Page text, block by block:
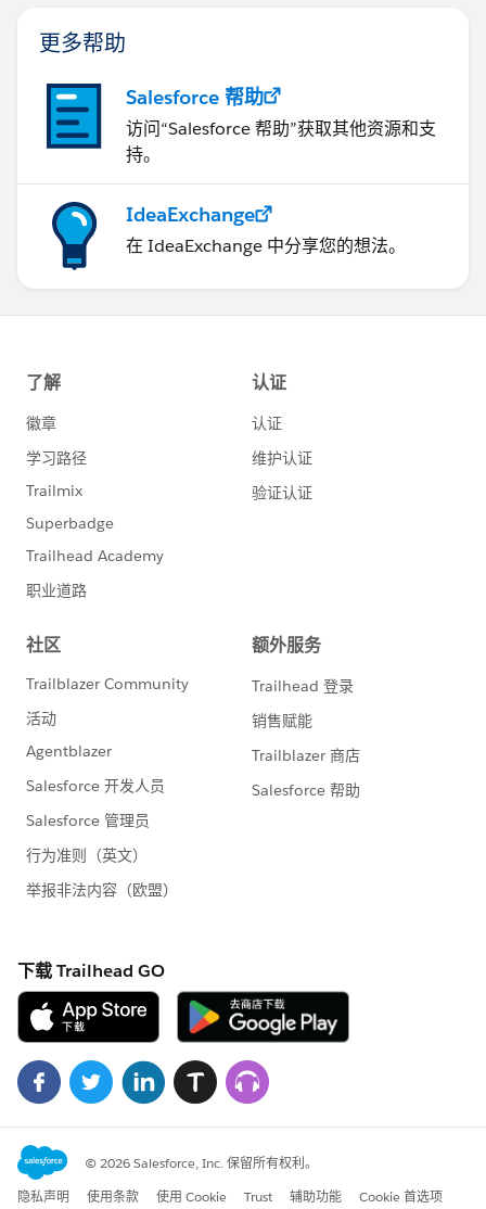
更多帮助
Salesforce 帮助
访问“Salesforce 帮助”获取其他资源和支
持。
IdeaExchange
在 IdeaExchange 中分享您的想法。